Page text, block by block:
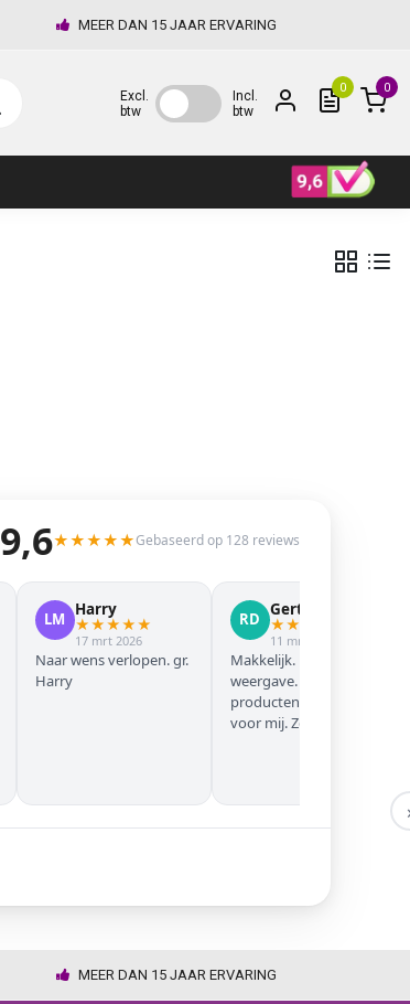
MEER DAN 15 JAAR ERVARING
Excl.
btw
Incl.
btw
0 0
9,6★★★★★Gebaseerd op 128 reviews
LM
Harry
★★★★★
17 mrt 2026
Naar wens verlopen. gr.
Harry
RD
Gert Jan
★★
11 mrt 2026
Makkelijk. Mooie
weergave. Goede
producten. Eerste keer
voor mij. Zeker niet de
MEER DAN 15 JAAR ERVARING